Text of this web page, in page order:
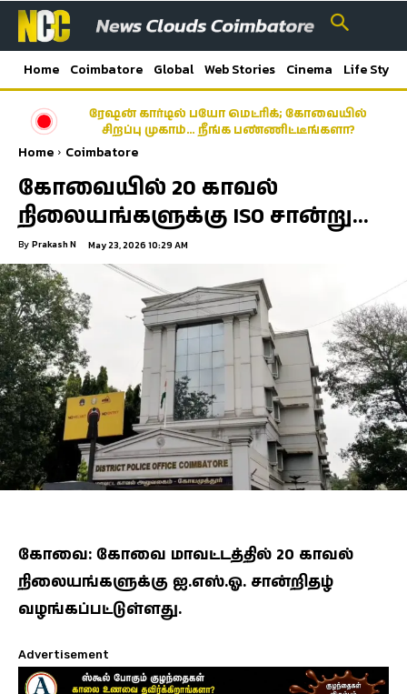
Home Coimbatore Global Web Stories Cinema Life Style
ரேஷன் கார்டில் பயோ மெட்ரிக்; கோவையில்
சிறப்பு முகாம்… நீங்க பண்ணிட்டீங்களா?
Home Coimbatore
கோவையில் 20 காவல்
நிலையங்களுக்கு ISO சான்று…
By Prakash N May 23, 2026 10:29 AM
கோவை: கோவை மாவட்டத்தில் 20 காவல்
நிலையங்களுக்கு ஐ.எஸ்.ஓ. சான்றிதழ்
வழங்கப்பட்டுள்ளது.
Advertisement